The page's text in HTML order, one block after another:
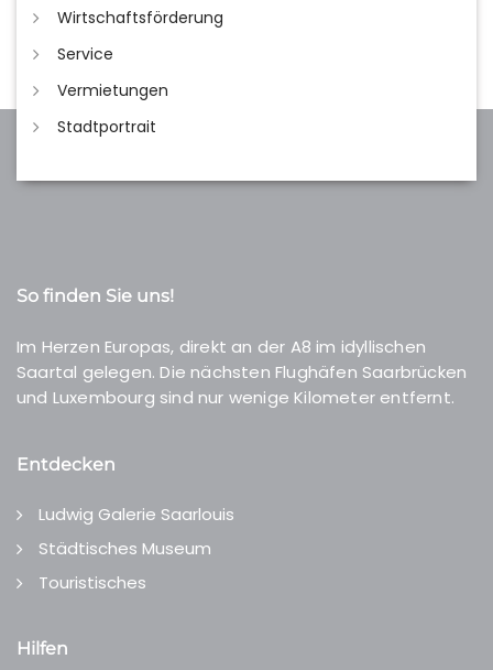
Wirtschaftsförderung
Service
Vermietungen
Stadtportrait
So finden Sie uns!
Im Herzen Europas, direkt an der A8 im idyllischen
Saartal gelegen. Die nächsten Flughäfen Saarbrücken
und Luxembourg sind nur wenige Kilometer entfernt.
Entdecken
Ludwig Galerie Saarlouis
Städtisches Museum
Touristisches
Hilfen